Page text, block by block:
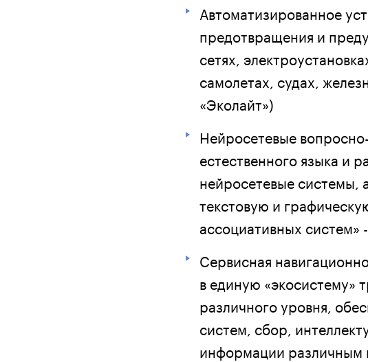
Автоматизированное
предотвращения и
сетях,
самолетах, судах,
«Эколайт»)
Нейросетевые
естественного языка и
нейросетевые
текстовую и
ассоциативных
Сервисная
в единую «экосистему»
различного уровня,
систем, сбор,
информации различным